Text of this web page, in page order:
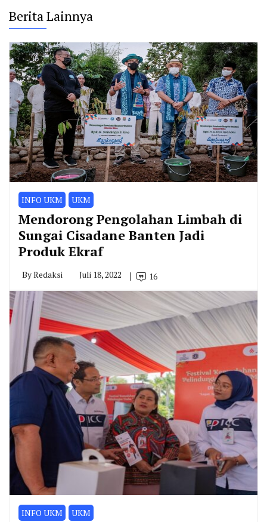
Berita Lainnya
INFO UKM UKM
Mendorong Pengolahan Limbah di
Sungai Cisadane Banten Jadi
Produk Ekraf
ByRedaksi Juli 18, 2022 16
INFO UKM UKM